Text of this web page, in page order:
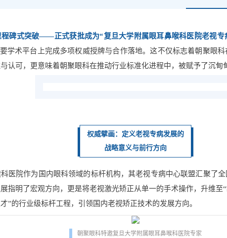
碑式突破——正式获批成为“复旦大学附属眼耳鼻喉科医院老视专
要学术平台上完成多项权威授牌与合作落地。这不仅标志着朝聚眼
认可，更意味着朝聚眼科在推动行业标准化进程中，被赋予了沉甸
权威擘画：定义老视专病发展的
战略意义与前行方向
医院作为国内眼科领域的标杆机构，其老视专病中心联盟汇聚了
指明了宏观方向，更是将老视激光矫正从单一的手术操作，升维至
”的行业级标杆工程，引领国内老视矫正技术的发展方向。
朝聚眼科特邀复旦大学附属眼耳鼻喉科医院专家